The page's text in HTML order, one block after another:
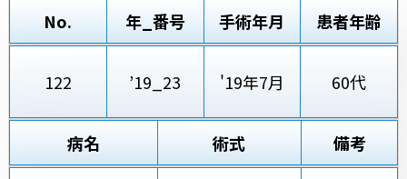
No. 年_番号 手術年月 患者年齢
122 ’19_23 '19年7月 60代
病名 術式 備考